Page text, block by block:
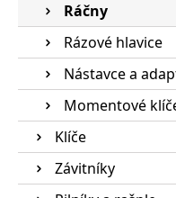
Ráčny
Rázové hlavice
Nástavce a
Momentové
Klíče
Závitníky